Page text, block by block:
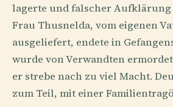
lagerte und falscher Aufklärung
Frau Thusnelda, vom eigenen
ausgeliefert, endete in
wurde von Verwandten
er strebe nach zu viel Macht.
zum Teil, mit einer